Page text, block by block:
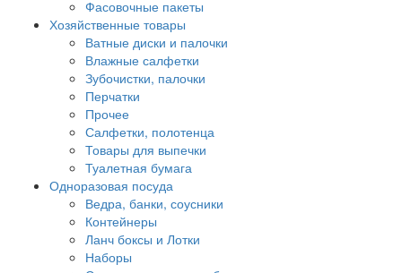
Фасовочные пакеты
Хозяйственные товары
Ватные диски и палочки
Влажные салфетки
Зубочистки, палочки
Перчатки
Прочее
Салфетки, полотенца
Товары для выпечки
Туалетная бумага
Одноразовая посуда
Ведра, банки, соусники
Контейнеры
Ланч боксы и Лотки
Наборы